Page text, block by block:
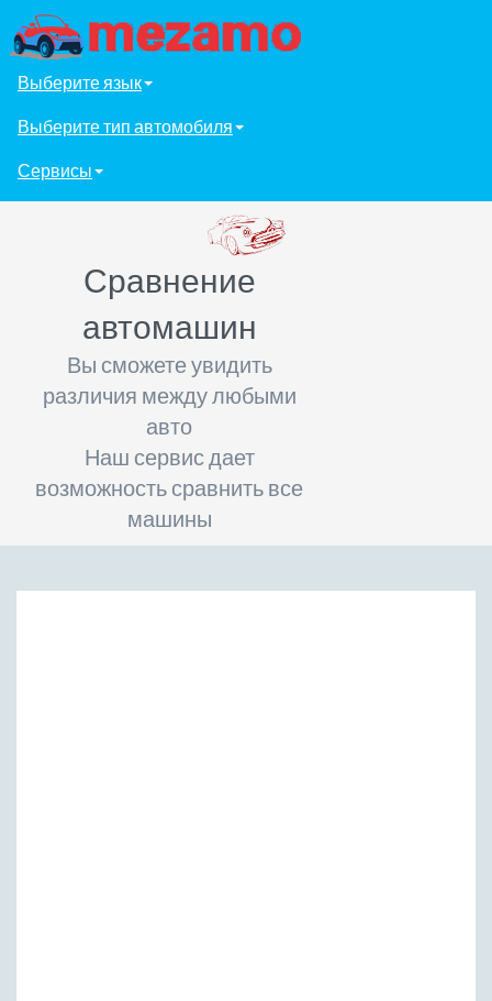
Выберите язык
Выберите тип автомобиля
Сервисы
Сравнение
автомашин
Вы сможете увидить
различия между любыми
авто
Наш сервис дает
возможность сравнить все
машины